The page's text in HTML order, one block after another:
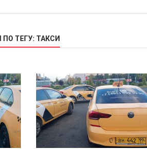
ТЕГУ: ТАКСИ